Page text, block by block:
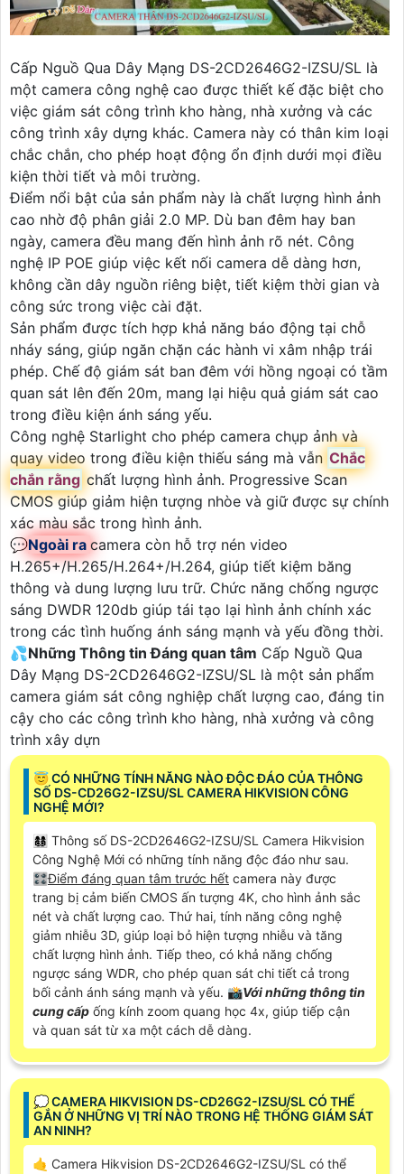
Cấp Nguồ Qua Dây Mạng DS-2CD2646G2-IZSU/SL là
một camera công nghệ cao được thiết kế đặc biệt cho
việc giám sát công trình kho hàng, nhà xưởng và các
công trình xây dựng khác. Camera này có thân kim loại
chắc chắn, cho phép hoạt động ổn định dưới mọi điều
kiện thời tiết và môi trường.
Điểm nổi bật của sản phẩm này là chất lượng hình ảnh
cao nhờ độ phân giải 2.0 MP. Dù ban đêm hay ban
ngày, camera đều mang đến hình ảnh rõ nét. Công
nghệ IP POE giúp việc kết nối camera dễ dàng hơn,
không cần dây nguồn riêng biệt, tiết kiệm thời gian và
công sức trong việc cài đặt.
Sản phẩm được tích hợp khả năng báo động tại chỗ
nháy sáng, giúp ngăn chặn các hành vi xâm nhập trái
phép. Chế độ giám sát ban đêm với hồng ngoại có tầm
quan sát lên đến 20m, mang lại hiệu quả giám sát cao
trong điều kiện ánh sáng yếu.
Công nghệ Starlight cho phép camera chụp ảnh và
quay video trong điều kiện thiếu sáng mà vẫn Chắc
chắn rằng chất lượng hình ảnh. Progressive Scan
CMOS giúp giảm hiện tượng nhòe và giữ được sự chính
xác màu sắc trong hình ảnh.
💬Ngoài ra camera còn hỗ trợ nén video
H.265+/H.265/H.264+/H.264, giúp tiết kiệm băng
thông và dung lượng lưu trữ. Chức năng chống ngược
sáng DWDR 120db giúp tái tạo lại hình ảnh chính xác
trong các tình huống ánh sáng mạnh và yếu đồng thời.
💦Những Thông tin Đáng quan tâm Cấp Nguồ Qua
Dây Mạng DS-2CD2646G2-IZSU/SL là một sản phẩm
camera giám sát công nghiệp chất lượng cao, đáng tin
cậy cho các công trình kho hàng, nhà xưởng và công
trình xây dựn
😇 CÓ NHỮNG TÍNH NĂNG NÀO ĐỘC ĐÁO CỦA THÔNG
SỐ DS-CD26G2-IZSU/SL CAMERA HIKVISION CÔNG
NGHỆ MỚI?
👩‍👩‍👦‍👦 Thông số DS-2CD2646G2-IZSU/SL Camera Hikvision
Công Nghệ Mới có những tính năng độc đáo như sau.
🎛Điểm đáng quan tâm trước hết camera này được
trang bị cảm biến CMOS ấn tượng 4K, cho hình ảnh sắc
nét và chất lượng cao. Thứ hai, tính năng công nghệ
giảm nhiễu 3D, giúp loại bỏ hiện tượng nhiễu và tăng
chất lượng hình ảnh. Tiếp theo, có khả năng chống
ngược sáng WDR, cho phép quan sát chi tiết cả trong
bối cảnh ánh sáng mạnh và yếu. 📸Với những thông tin
cung cấp ống kính zoom quang học 4x, giúp tiếp cận
và quan sát từ xa một cách dễ dàng.
️💭 CAMERA HIKVISION DS-CD26G2-IZSU/SL CÓ THỂ
GẮN Ở NHỮNG VỊ TRÍ NÀO TRONG HỆ THỐNG GIÁM SÁT
AN NINH?
🤙 Camera Hikvision DS-2CD2646G2-IZSU/SL có thể